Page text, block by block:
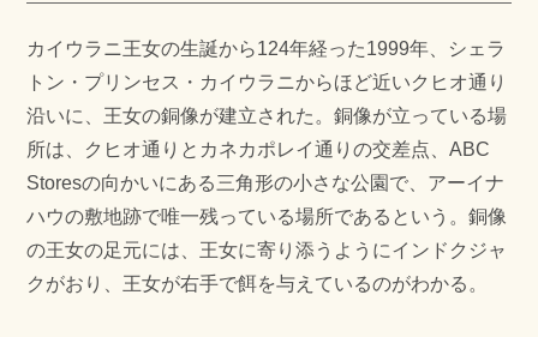
カイウラニ王女の生誕から124年経った1999年、シェラ
トン・プリンセス・カイウラニからほど近いクヒオ通り
沿いに、王女の銅像が建立された。銅像が立っている場
所は、クヒオ通りとカネカポレイ通りの交差点、ABC
Storesの向かいにある三角形の小さな公園で、アーイナ
ハウの敷地跡で唯一残っている場所であるという。銅像
の王女の足元には、王女に寄り添うようにインドクジャ
クがおり、王女が右手で餌を与えているのがわかる。